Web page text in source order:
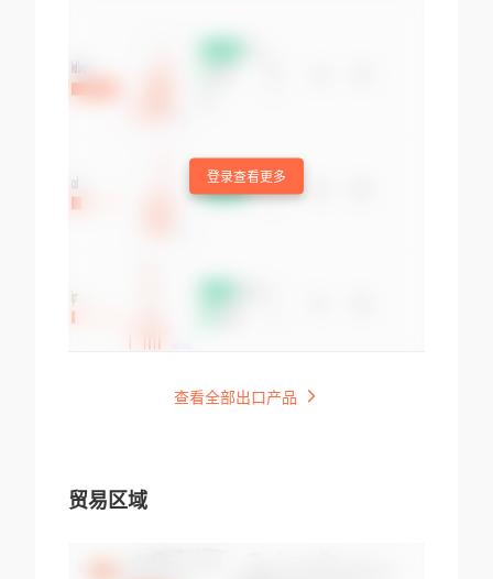
登录查看更多
查看全部出口产品
贸易区域